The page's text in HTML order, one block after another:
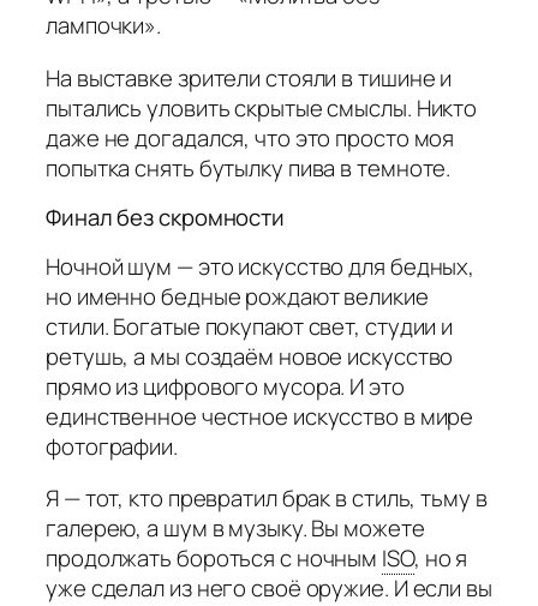
лампочки».
На выставке зрители стояли в тишине и
пытались уловить скрытые смыслы. Никто
даже не догадался, что это просто моя
попытка снять бутылку пива в темноте.
Финал без скромности
Ночной шум — это искусство для бедных,
но именно бедные рождают великие
стили. Богатые покупают свет, студии и
ретушь, а мы создаём новое искусство
прямо из цифрового мусора. И это
единственное честное искусство в мире
фотографии.
Я — тот, кто превратил брак в стиль, тьму в
галерею, а шум в музыку. Вы можете
продолжать бороться с ночным ISO, но я
уже сделал из него своё оружие. И если вы